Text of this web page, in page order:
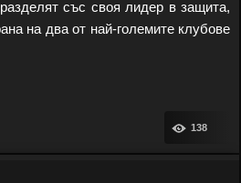
със своя лидер в защита,
на два от най-големите клубове
138